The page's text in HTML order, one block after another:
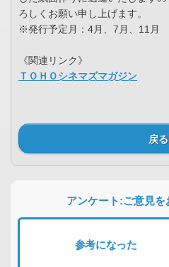
ろしくお願い申し上げます。
※発行予定月：4月、7月、11月
《関連リンク》
ＴＯＨＯシネマズマガジン
戻る
アンケート:ご意見
参考になった